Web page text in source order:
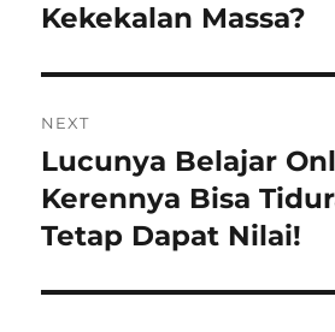
Kekekalan Massa?
NEXT
Next
post:
Lucunya Belajar
Kerennya Bisa
Tetap Dapat Nilai!